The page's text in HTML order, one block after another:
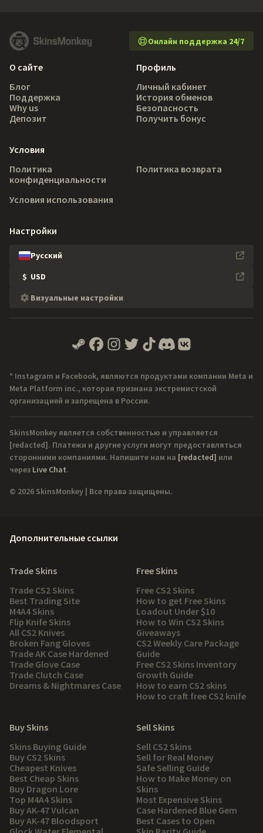
Онлайн поддержка 24/7
О сайте
Блог
Поддержка
Why us
Депозит
Профиль
Личный кабинет
История обменов
Безопасность
Получить бонус
Условия
Политика
конфиденциальности
Политика возврата
Условия использования
Настройки
Русский
$ USD
Визуальные настройки
* Instagram и Facebook, являются продуктами компании Meta и
Meta Platform inc., которая признана экстремистской
организацией и запрещена в России.
SkinsMonkey является собственностью и управляется
[redacted]. Платежи и другие услуги могут предоставляться
сторонними компаниями. Напишите нам на [redacted] или
через Live Chat.
© 2026 SkinsMonkey | Все права защищены.
Дополнительные ссылки
Trade Skins
Trade CS2 Skins
Best Trading Site
M4A4 Skins
Flip Knife Skins
All CS2 Knives
Broken Fang Gloves
Trade AK Case Hardened
Trade Glove Case
Trade Clutch Case
Dreams & Nightmares Case
Free Skins
Free CS2 Skins
How to get Free Skins
Loadout Under $10
How to Win CS2 Skins
Giveaways
CS2 Weekly Care Package
Guide
Free CS2 Skins Inventory
Growth Guide
How to earn CS2 skins
How to craft free CS2 knife
Buy Skins
Skins Buying Guide
Buy CS2 Skins
Cheapest Knives
Best Cheap Skins
Buy Dragon Lore
Top M4A4 Skins
Buy AK-47 Vulcan
Buy AK-47 Bloodsport
Sell Skins
Sell CS2 Skins
Sell for Real Money
Safe Selling Guide
How to Make Money on
Skins
Most Expensive Skins
Case Hardened Blue Gem
Best Cases to Open